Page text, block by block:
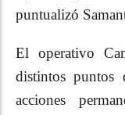
puntualizó
El operativo
distintos puntos
acciones